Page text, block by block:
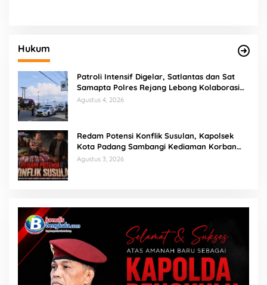
Hukum
Patroli Intensif Digelar, Satlantas dan Sat
Samapta Polres Rejang Lebong Kolaborasi
Berantas Balap Liar
Agustus 4, 2026
Redam Potensi Konflik Susulan, Kapolsek
Kota Padang Sambangi Kediaman Korban
Penganiayaan di Lubuk Mumpo
Agustus 3, 2026